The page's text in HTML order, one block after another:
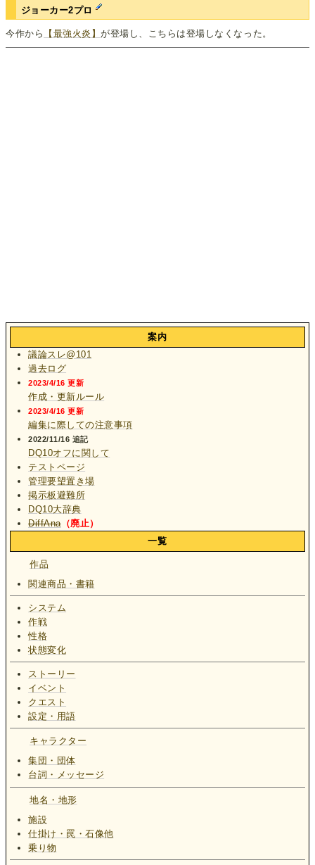
ジョーカー2プロ
今作から 【最強火炎】が登場し、こちらは登場しなくなった。
案内
議論スレ@101
過去ログ
2023/4/16 更新
作成・更新ルール
2023/4/16 更新
編集に際しての注意事項
2022/11/16 追記
DQ10オフに関して
テストページ
管理要望置き場
掲示板避難所
DQ10大辞典
DiffAna（廃止）
一覧
作品
関連商品・書籍
システム
作戦
性格
状態変化
ストーリー
イベント
クエスト
設定・用語
キャラクター
集団・団体
台詞・メッセージ
地名・地形
施設
仕掛け・罠・石像他
乗り物